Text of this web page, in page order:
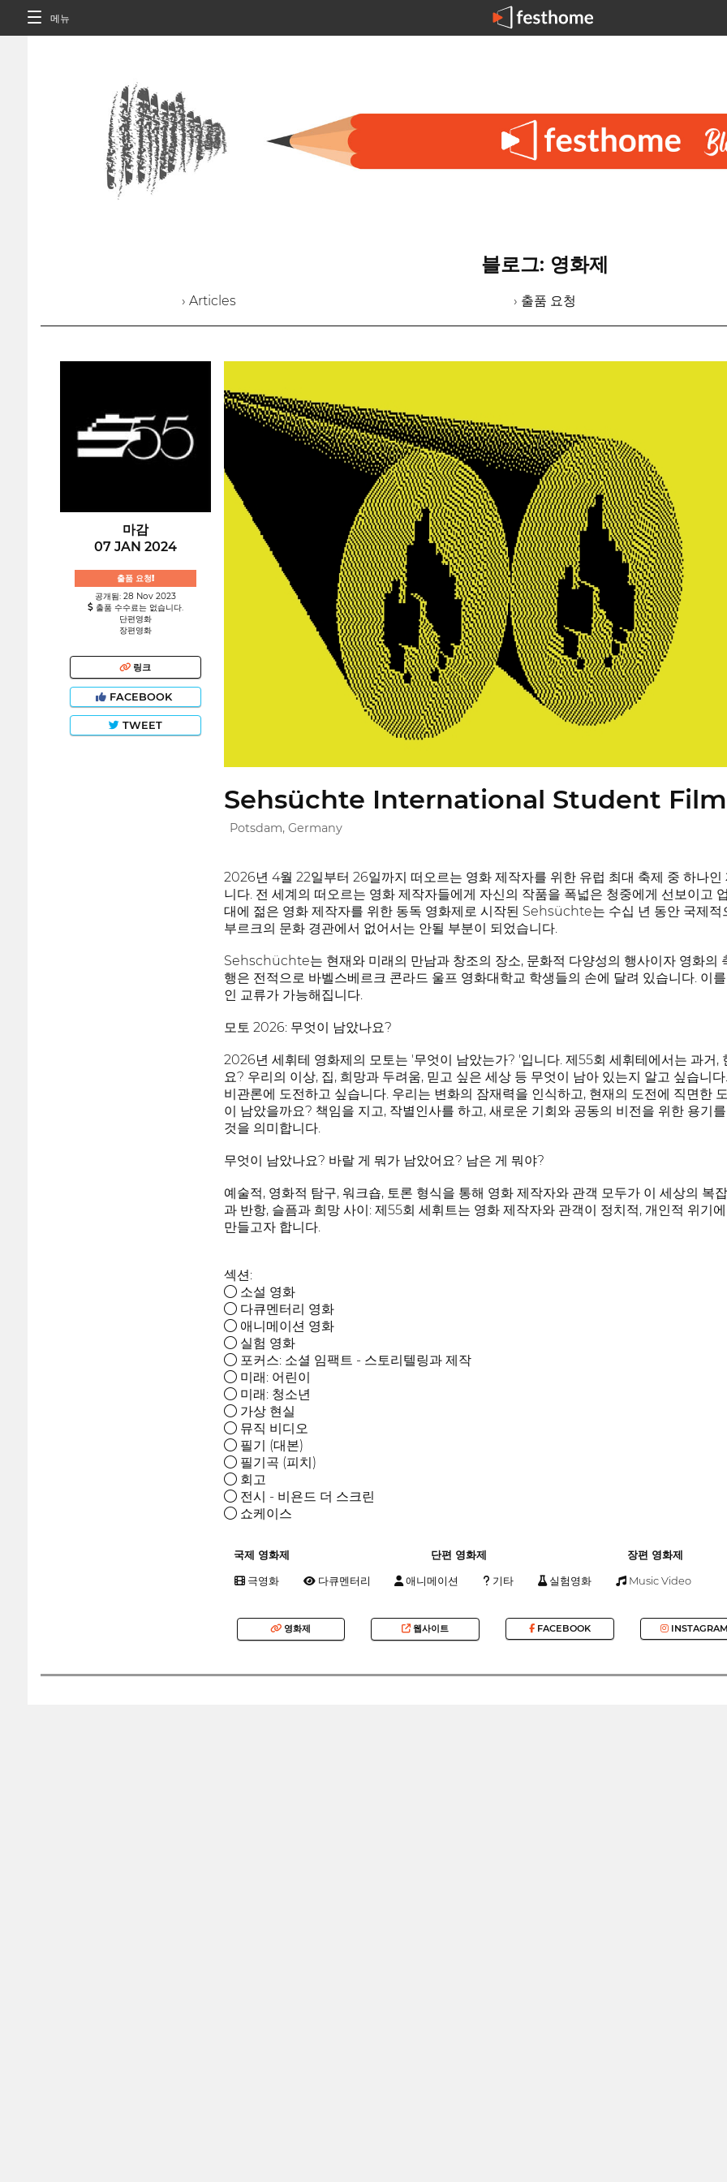
메뉴
블로그: 영화제
› Articles › 출품 요청
마감
07 JAN 2024
출품 요청!
공개됨: 28 Nov 2023
출품 수수료는 없습니다.
단편영화
장편영화
링크
FACEBOOK
TWEET
Sehsüchte International Student
Potsdam, Germany
2026년 4월 22일부터 26일까지 떠오르는 영화 제작자를 위한 유럽 최대 축제 중 하나
니다. 전 세계의 떠오르는 영화 제작자들에게 자신의 작품을 폭넓은 청중에게 선보이고
대에 젊은 영화 제작자를 위한 동독 영화제로 시작된 Sehsüchte는 수십 년 동안 국제
부르크의 문화 경관에서 없어서는 안될 부분이 되었습니다.
Sehschüchte는 현재와 미래의 만남과 창조의 장소, 문화적 다양성의 행사이자 영화의
행은 전적으로 바벨스베르크 콘라드 울프 영화대학교 학생들의 손에 달려 있습니다. 이
인 교류가 가능해집니다.
모토 2026: 무엇이 남았나요?
2026년 세휘테 영화제의 모토는 '무엇이 남았는가? '입니다. 제55회 세휘테에서는 과거,
요? 우리의 이상, 집, 희망과 두려움, 믿고 싶은 세상 등 무엇이 남아 있는지 알고 싶습니
비관론에 도전하고 싶습니다. 우리는 변화의 잠재력을 인식하고, 현재의 도전에 직면한
이 남았을까요? 책임을 지고, 작별인사를 하고, 새로운 기회와 공동의 비전을 위한 용기
것을 의미합니다.
무엇이 남았나요? 바랄 게 뭐가 남았어요? 남은 게 뭐야?
예술적, 영화적 탐구, 워크숍, 토론 형식을 통해 영화 제작자와 관객 모두가 이 세상의 복
과 반항, 슬픔과 희망 사이: 제55회 세휘트는 영화 제작자와 관객이 정치적, 개인적 위기
만들고자 합니다.
섹션:
● 소설 영화
● 다큐멘터리 영화
● 애니메이션 영화
● 실험 영화
● 포커스: 소셜 임팩트 - 스토리텔링과 제작
● 미래: 어린이
● 미래: 청소년
● 가상 현실
● 뮤직 비디오
● 필기 (대본)
● 필기곡 (피치)
● 회고
● 전시 - 비욘드 더 스크린
● 쇼케이스
국제 영화제 단편 영화제 장편 영화제
극영화 다큐멘터리 애니메이션 기타 실험영화 Music Video
영화제 웹사이트 FACEBOOK